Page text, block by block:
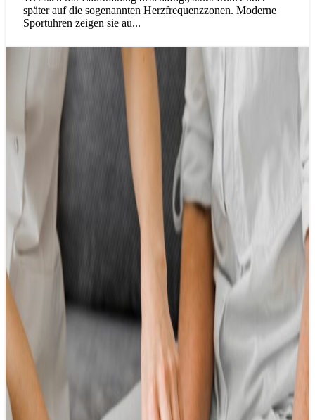
später auf die sogenannten Herzfrequenzzonen. Moderne
Sportuhren zeigen sie au...